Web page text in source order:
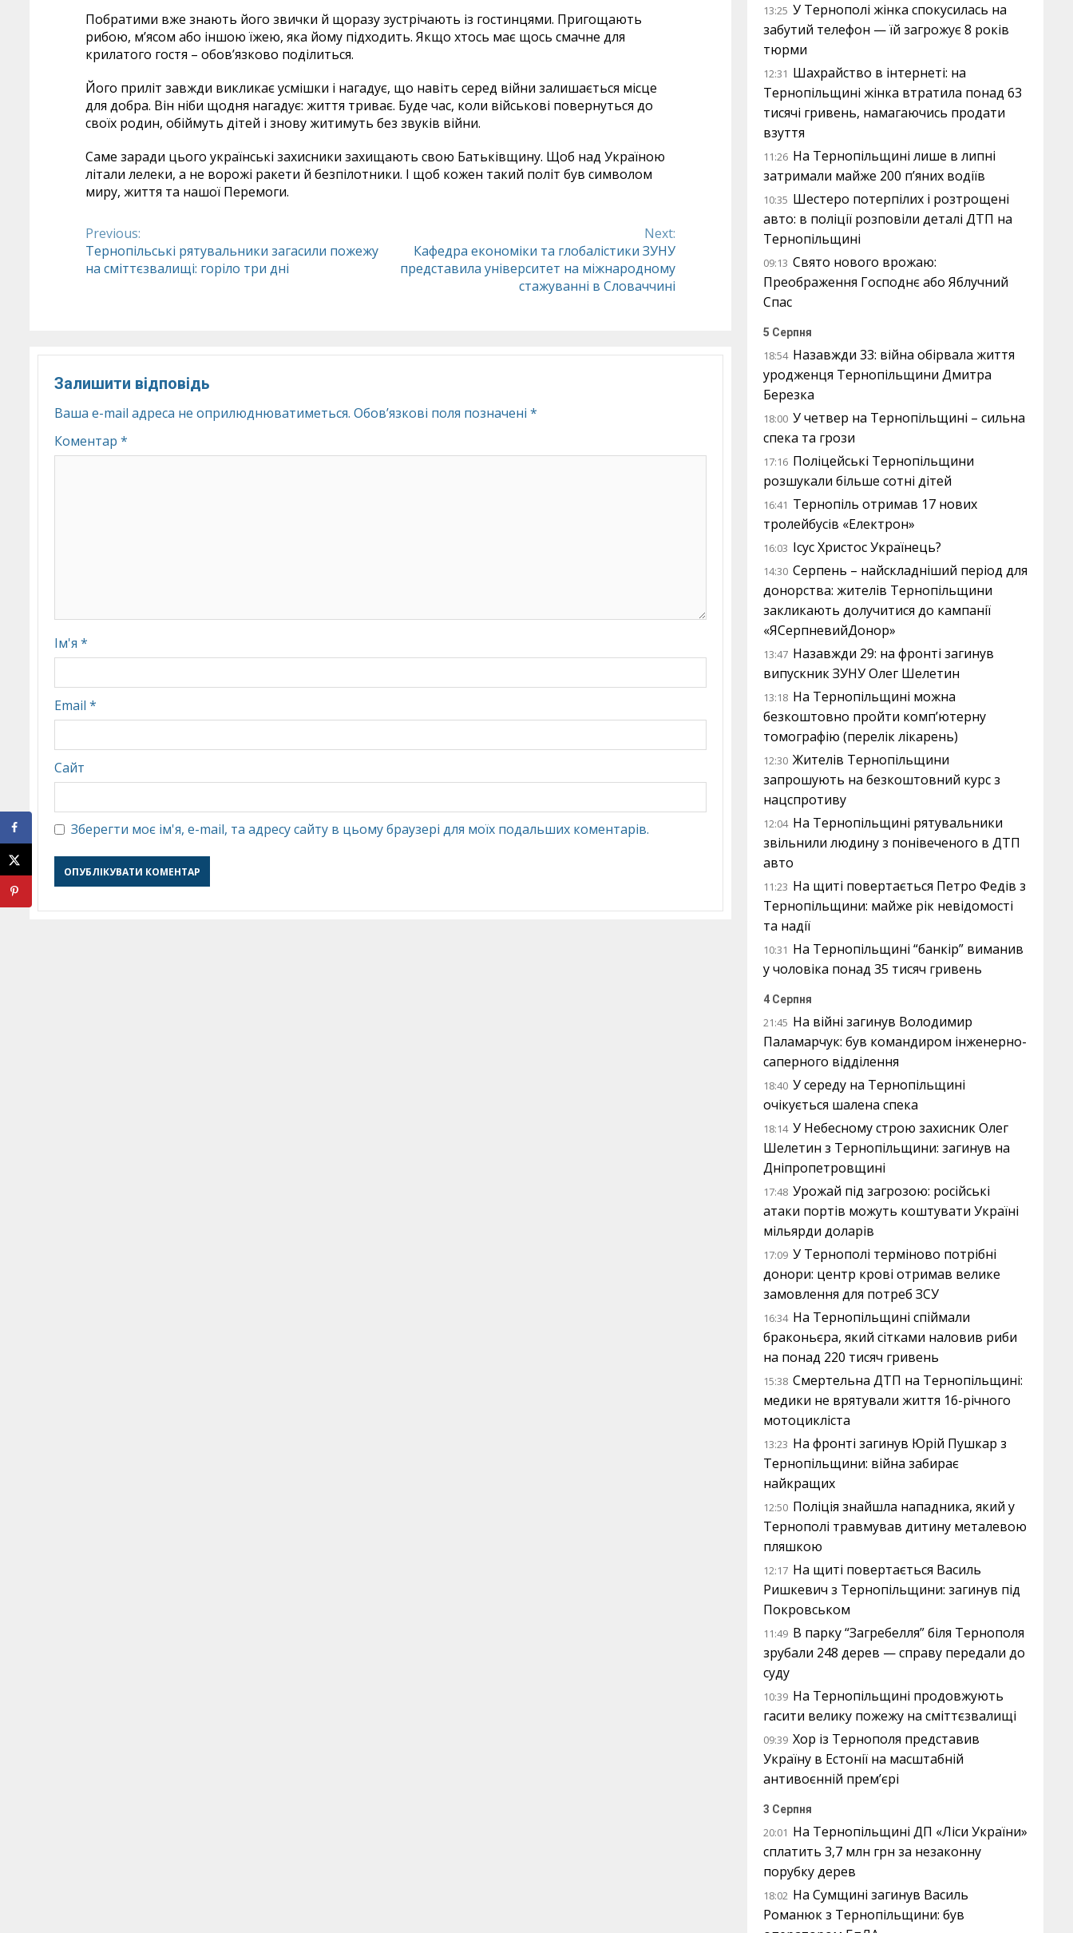
Побратими вже знають його звички й щоразу зустрічають із гостинцями. Пригощають
рибою, м’ясом або іншою їжею, яка йому підходить. Якщо хтось має щось смачне для
крилатого гостя – обов’язково поділиться.
Його приліт завжди викликає усмішки і нагадує, що навіть серед війни залишається місце
для добра. Він ніби щодня нагадує: життя триває. Буде час, коли військові повернуться до
своїх родин, обіймуть дітей і знову житимуть без звуків війни.
Саме заради цього українські захисники захищають свою Батьківщину. Щоб над Україною
літали лелеки, а не ворожі ракети й безпілотники. І щоб кожен такий політ був символом
миру, життя та нашої Перемоги.
Continue
Reading
Previous:
Тернопільські рятувальники загасили пожежу
на сміттєзвалищі: горіло три дні
Next:
Кафедра економіки та глобалістики ЗУНУ
представила університет на міжнародному
стажуванні в Словаччині
Залишити відповідь
Ваша e-mail адреса не оприлюднюватиметься. Обов’язкові поля позначені *
Коментар *
Ім'я *
Email *
Сайт
Зберегти моє ім'я, e-mail, та адресу сайту в цьому браузері для моїх подальших коментарів.
13:25 У Тернополі жінка спокусилась на
забутий телефон — їй загрожує 8 років
тюрми
12:31 Шахрайство в інтернеті: на
Тернопільщині жінка втратила понад 63
тисячі гривень, намагаючись продати
взуття
11:26 На Тернопільщині лише в липні
затримали майже 200 п’яних водіїв
10:35 Шестеро потерпілих і розтрощені
авто: в поліції розповіли деталі ДТП на
Тернопільщині
09:13 Свято нового врожаю:
Преображення Господнє або Яблучний
Спас
5 Серпня
18:54 Назавжди 33: війна обірвала життя
уродженця Тернопільщини Дмитра
Березка
18:00 У четвер на Тернопільщині – сильна
спека та грози
17:16 Поліцейські Тернопільщини
розшукали більше сотні дітей
16:41 Тернопіль отримав 17 нових
тролейбусів «Електрон»
16:03 Ісус Христос Українець?
14:30 Серпень – найскладніший період для
донорства: жителів Тернопільщини
закликають долучитися до кампанії
«ЯСерпневийДонор»
13:47 Назавжди 29: на фронті загинув
випускник ЗУНУ Олег Шелетин
13:18 На Тернопільщині можна
безкоштовно пройти комп’ютерну
томографію (перелік лікарень)
12:30 Жителів Тернопільщини
запрошують на безкоштовний курс з
нацспротиву
12:04 На Тернопільщині рятувальники
звільнили людину з понівеченого в ДТП
авто
11:23 На щиті повертається Петро Федів з
Тернопільщини: майже рік невідомості
та надії
10:31 На Тернопільщині “банкір” виманив
у чоловіка понад 35 тисяч гривень
4 Серпня
21:45 На війні загинув Володимир
Паламарчук: був командиром інженерно-
саперного відділення
18:40 У середу на Тернопільщині
очікується шалена спека
18:14 У Небесному строю захисник Олег
Шелетин з Тернопільщини: загинув на
Дніпропетровщині
17:48 Урожай під загрозою: російські
атаки портів можуть коштувати Україні
мільярди доларів
17:09 У Тернополі терміново потрібні
донори: центр крові отримав велике
замовлення для потреб ЗСУ
16:34 На Тернопільщині спіймали
браконьєра, який сітками наловив риби
на понад 220 тисяч гривень
15:38 Смертельна ДТП на Тернопільщині:
медики не врятували життя 16-річного
мотоцикліста
13:23 На фронті загинув Юрій Пушкар з
Тернопільщини: війна забирає
найкращих
12:50 Поліція знайшла нападника, який у
Тернополі травмував дитину металевою
пляшкою
12:17 На щиті повертається Василь
Ришкевич з Тернопільщини: загинув під
Покровськом
11:49 В парку “Загребелля” біля Тернополя
зрубали 248 дерев — справу передали до
суду
10:39 На Тернопільщині продовжують
гасити велику пожежу на сміттєзвалищі
09:39 Хор із Тернополя представив
Україну в Естонії на масштабній
антивоєнній прем’єрі
3 Серпня
20:01 На Тернопільщині ДП «Ліси України»
сплатить 3,7 млн грн за незаконну
порубку дерев
18:02 На Сумщині загинув Василь
Романюк з Тернопільщини: був